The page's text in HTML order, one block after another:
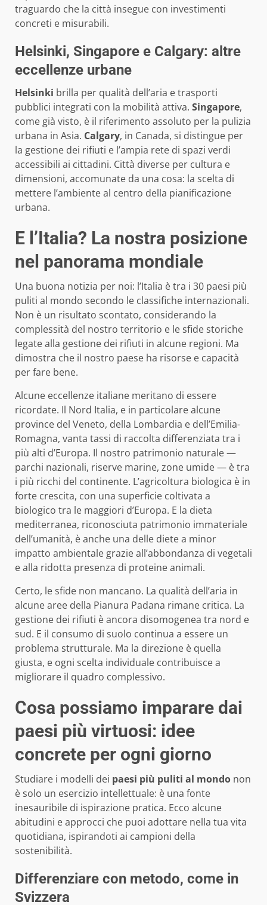
traguardo che la città insegue con investimenti
concreti e misurabili.
Helsinki, Singapore e Calgary: altre
eccellenze urbane
Helsinki brilla per qualità dell’aria e trasporti
pubblici integrati con la mobilità attiva. Singapore,
come già visto, è il riferimento assoluto per la pulizia
urbana in Asia. Calgary, in Canada, si distingue per
la gestione dei rifiuti e l’ampia rete di spazi verdi
accessibili ai cittadini. Città diverse per cultura e
dimensioni, accomunate da una cosa: la scelta di
mettere l’ambiente al centro della pianificazione
urbana.
E l’Italia? La nostra posizione
nel panorama mondiale
Una buona notizia per noi: l’Italia è tra i 30 paesi più
puliti al mondo secondo le classifiche internazionali.
Non è un risultato scontato, considerando la
complessità del nostro territorio e le sfide storiche
legate alla gestione dei rifiuti in alcune regioni. Ma
dimostra che il nostro paese ha risorse e capacità
per fare bene.
Alcune eccellenze italiane meritano di essere
ricordate. Il Nord Italia, e in particolare alcune
province del Veneto, della Lombardia e dell’Emilia-
Romagna, vanta tassi di raccolta differenziata tra i
più alti d’Europa. Il nostro patrimonio naturale —
parchi nazionali, riserve marine, zone umide — è tra
i più ricchi del continente. L’agricoltura biologica è in
forte crescita, con una superficie coltivata a
biologico tra le maggiori d’Europa. E la dieta
mediterranea, riconosciuta patrimonio immateriale
dell’umanità, è anche una delle diete a minor
impatto ambientale grazie all’abbondanza di vegetali
e alla ridotta presenza di proteine animali.
Certo, le sfide non mancano. La qualità dell’aria in
alcune aree della Pianura Padana rimane critica. La
gestione dei rifiuti è ancora disomogenea tra nord e
sud. E il consumo di suolo continua a essere un
problema strutturale. Ma la direzione è quella
giusta, e ogni scelta individuale contribuisce a
migliorare il quadro complessivo.
Cosa possiamo imparare dai
paesi più virtuosi: idee
concrete per ogni giorno
Studiare i modelli dei paesi più puliti al mondo non
è solo un esercizio intellettuale: è una fonte
inesauribile di ispirazione pratica. Ecco alcune
abitudini e approcci che puoi adottare nella tua vita
quotidiana, ispirandoti ai campioni della
sostenibilità.
Differenziare con metodo, come in
Svizzera